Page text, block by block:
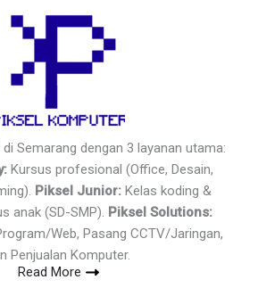
Semarang dengan 3 layanan utama:
Kursus profesional (Office, Desain,
Piksel Junior: Kelas koding &
anak (SD-SMP). Piksel Solutions:
Web, Pasang CCTV/Jaringan,
Penjualan Komputer.
Read More